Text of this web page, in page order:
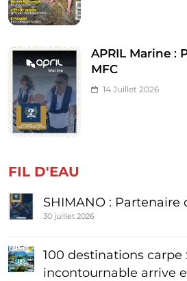
APRIL Marine :
MFC
14 Juillet 2026
FIL D'EAU
SHIMANO : Partenaire
30 juillet 2026
100 destinations carpe
incontournable arrive